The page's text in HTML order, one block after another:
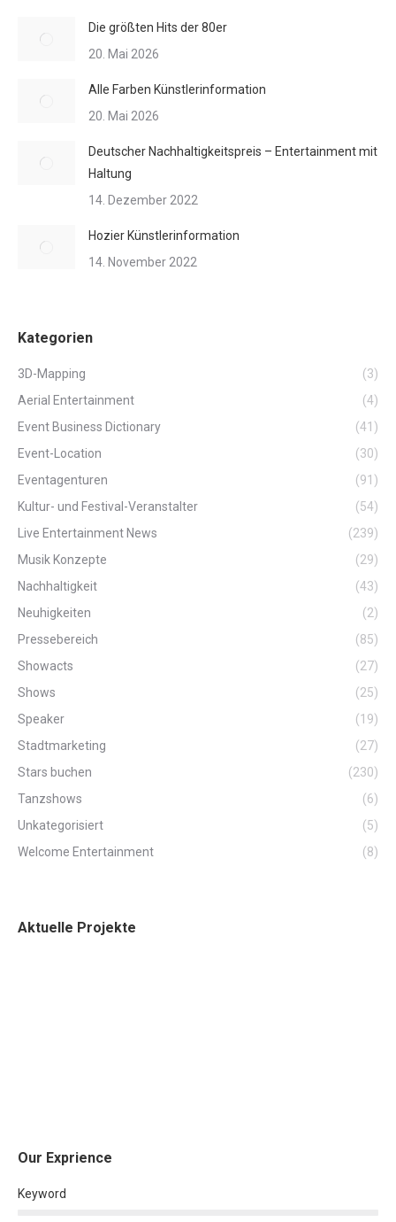
Die größten Hits der 80er
20. Mai 2026
Alle Farben Künstlerinformation
20. Mai 2026
Deutscher Nachhaltigkeitspreis – Entertainment mit
Haltung
14. Dezember 2022
Hozier Künstlerinformation
14. November 2022
Kategorien
3D-Mapping
(3)
Aerial Entertainment
(4)
Event Business Dictionary
(41)
Event-Location
(30)
Eventagenturen
(91)
Kultur- und Festival-Veranstalter
(54)
Live Entertainment News
(239)
Musik Konzepte
(29)
Nachhaltigkeit
(43)
Neuhigkeiten
(2)
Pressebereich
(85)
Showacts
(27)
Shows
(25)
Speaker
(19)
Stadtmarketing
(27)
Stars buchen
(230)
Tanzshows
(6)
Unkategorisiert
(5)
Welcome Entertainment
(8)
Aktuelle Projekte
Our Exprience
Keyword